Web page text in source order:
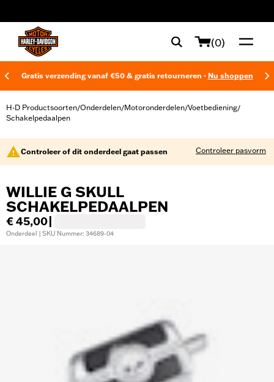
(0)
Gratis verzending vanaf €50 & gratis retourneren - Nu shoppen
H-D Productsoorten/Onderdelen/Motoronderdelen/Voetbediening/
Schakelpedaalpen
Controleer of dit onderdeel gaat passen Controleer pasvorm
WILLIE G SKULL
SCHAKELPEDAALPEN
€ 45,00
Onderdeel | SKU Nummer: 34689-04